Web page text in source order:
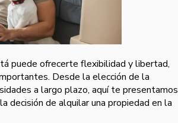
puede ofrecerte flexibilidad y libertad,
Desde la elección de la
a largo plazo, aquí te presentamos
de alquilar una propiedad en la